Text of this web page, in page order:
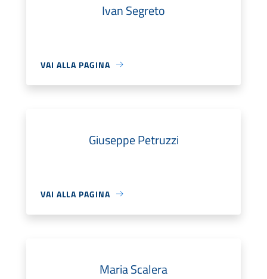
Ivan Segreto
VAI ALLA PAGINA
Giuseppe Petruzzi
VAI ALLA PAGINA
Maria Scalera